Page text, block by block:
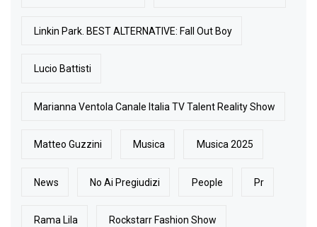
Linkin Park. BEST ALTERNATIVE: Fall Out Boy
Lucio Battisti
Marianna Ventola Canale Italia TV Talent Reality Show
Matteo Guzzini Musica Musica 2025
News No Ai Pregiudizi People Pr
Rama Lila Rockstarr Fashion Show